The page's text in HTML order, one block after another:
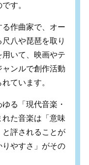
す。
作曲家で、オー
八や琵琶を取り
いて、映画やテ
ンルで創作活動
ています。
る「現代音楽・
た音楽は「意味
評されることが
やすさ」がその